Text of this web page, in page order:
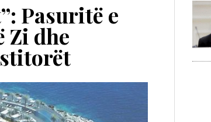
QË QAJNË, PLAGOSJA E SHKUPIT
PADUKSHËM I SPASTRIMIT ETNIK
Pasuritë e
Zi dhe